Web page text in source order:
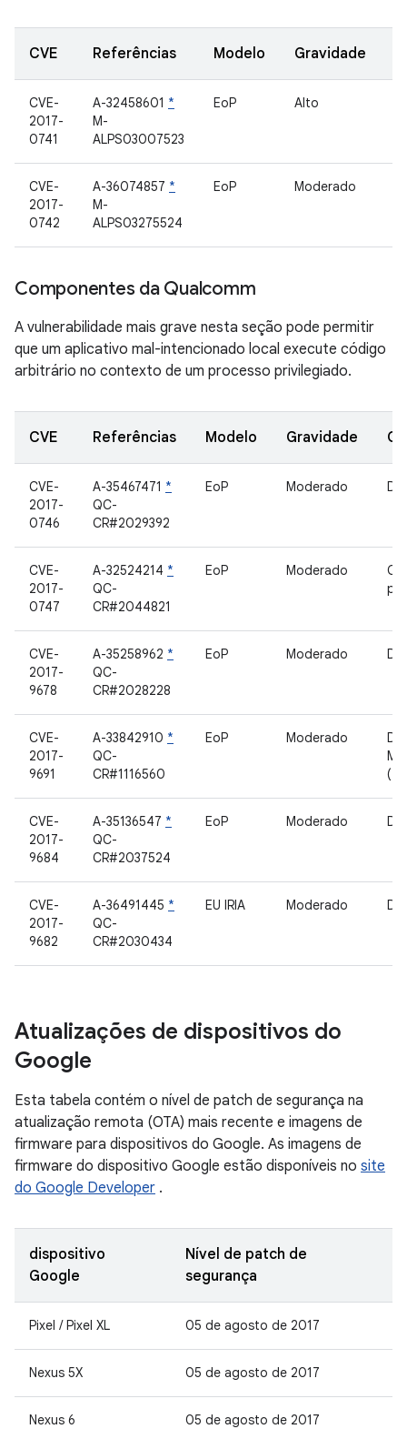
CVE Referências Modelo Gravidade
CVE-
2017-
0741
A-32458601 *
M-
ALPS03007523
EoP Alto
CVE-
2017-
0742
A-36074857 *
M-
ALPS03275524
EoP Moderado
Componentes da Qualcomm
A vulnerabilidade mais grave nesta seção pode permitir
que um aplicativo mal-intencionado local execute código
arbitrário no contexto de um processo privilegiado.
CVE Referências Modelo Gravidade
CVE-
2017-
0746
A-35467471 *
QC-
CR#2029392
EoP Moderado
CVE-
2017-
0747
A-32524214 *
QC-
CR#2044821
EoP Moderado
CVE-
2017-
9678
A-35258962 *
QC-
CR#2028228
EoP Moderado
CVE-
2017-
9691
A-33842910 *
QC-
CR#1116560
EoP Moderado
CVE-
2017-
9684
A-35136547 *
QC-
CR#2037524
EoP Moderado
CVE-
2017-
9682
A-36491445 *
QC-
CR#2030434
EU IRIA Moderado
Atualizações de dispositivos do
Google
Esta tabela contém o nível de patch de segurança na
atualização remota (OTA) mais recente e imagens de
firmware para dispositivos do Google. As imagens de
firmware do dispositivo Google estão disponíveis no site
do Google Developer .
dispositivo
Google
Nível de patch de
segurança
Pixel / Pixel XL 05 de agosto de 2017
Nexus 5X 05 de agosto de 2017
Nexus 6 05 de agosto de 2017